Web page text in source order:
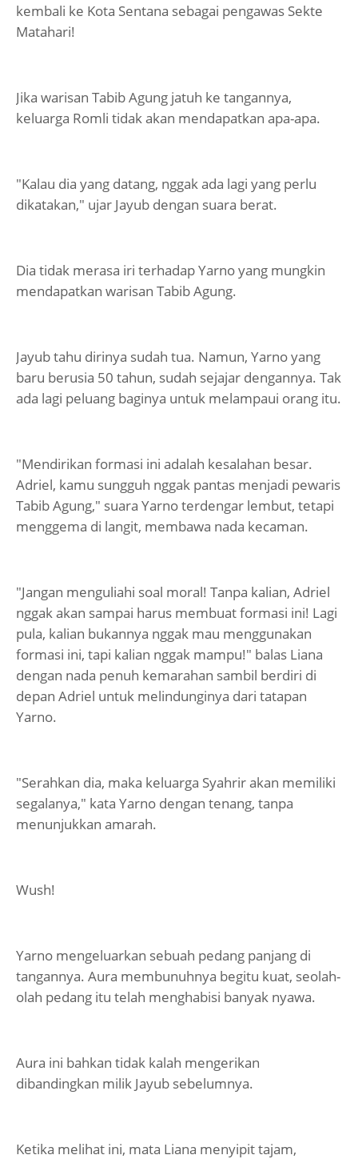
kembali ke Kota Sentana sebagai pengawas Sekte
Matahari!
Jika warisan Tabib Agung jatuh ke tangannya,
keluarga Romli tidak akan mendapatkan apa-apa.
"Kalau dia yang datang, nggak ada lagi yang perlu
dikatakan," ujar Jayub dengan suara berat.
Dia tidak merasa iri terhadap Yarno yang mungkin
mendapatkan warisan Tabib Agung.
Jayub tahu dirinya sudah tua. Namun, Yarno yang
baru berusia 50 tahun, sudah sejajar dengannya. Tak
ada lagi peluang baginya untuk melampaui orang itu.
"Mendirikan formasi ini adalah kesalahan besar.
Adriel, kamu sungguh nggak pantas menjadi pewaris
Tabib Agung," suara Yarno terdengar lembut, tetapi
menggema di langit, membawa nada kecaman.
"Jangan menguliahi soal moral! Tanpa kalian, Adriel
nggak akan sampai harus membuat formasi ini! Lagi
pula, kalian bukannya nggak mau menggunakan
formasi ini, tapi kalian nggak mampu!" balas Liana
dengan nada penuh kemarahan sambil berdiri di
depan Adriel untuk melindunginya dari tatapan
Yarno.
"Serahkan dia, maka keluarga Syahrir akan memiliki
segalanya," kata Yarno dengan tenang, tanpa
menunjukkan amarah.
Wush!
Yarno mengeluarkan sebuah pedang panjang di
tangannya. Aura membunuhnya begitu kuat, seolah-
olah pedang itu telah menghabisi banyak nyawa.
Aura ini bahkan tidak kalah mengerikan
dibandingkan milik Jayub sebelumnya.
Ketika melihat ini, mata Liana menyipit tajam,